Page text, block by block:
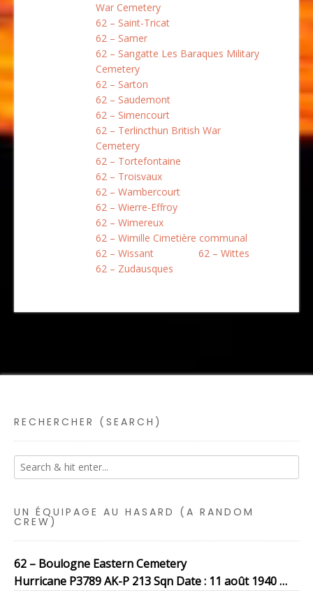
War Cemetery
62 – Saint-Tricat
62 – Samer
62 – Sangatte Les Baraques Military
Cemetery
62 – Sarton
62 – Saudemont
62 – Simencourt
62 – Terlincthun British War
Cemetery
62 – Tortefontaine
62 – Troisvaux
62 – Wambercourt
62 – Wierre-Effroy
62 – Wimereux
62 – Wimille Cimetière communal
62 – Wissant
62 – Wittes
62 – Zudausques
RECHERCHER (SEARCH)
UN ÉQUIPAGE AU HASARD (A RANDOM
CREW)
62 – Boulogne Eastern Cemetery
Hurricane P3789 AK-P 213 Sqn Date : 11 août 1940 …